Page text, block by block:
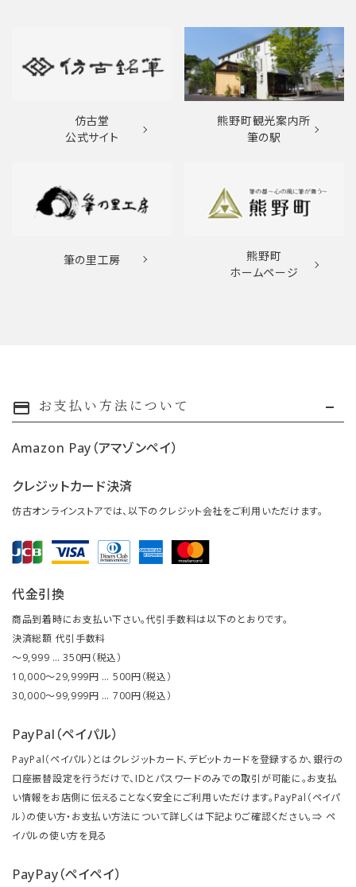
仿古堂
公式サイト
熊野町観光案内所
筆の駅
筆の里工房
熊野町
ホームページ
payment お支払い方法について
Amazon Pay（アマゾンペイ）
クレジットカード決済
仿古オンラインストアでは、以下のクレジット会社をご利用いただけます。
代金引換
商品到着時にお支払い下さい。代引手数料は以下のとおりです。
決済総額 代引手数料
～9,999 … 350円（税込）
10,000～29,999円 … 500円（税込）
30,000～99,999円 … 700円（税込）
PayPal（ペイパル）
PayPal（ペイパル）とはクレジットカード、デビットカードを登録するか、銀行の
口座振替設定を行うだけで、IDとパスワードのみでの取引が可能に。お支払
い情報をお店側に伝えることなく安全にご利用いただけます。PayPal（ペイパ
ル）の使い方・お支払い方法について詳しくは下記よりご確認ください。⇒ ペ
イパルの使い方を見る
PayPay（ペイペイ）